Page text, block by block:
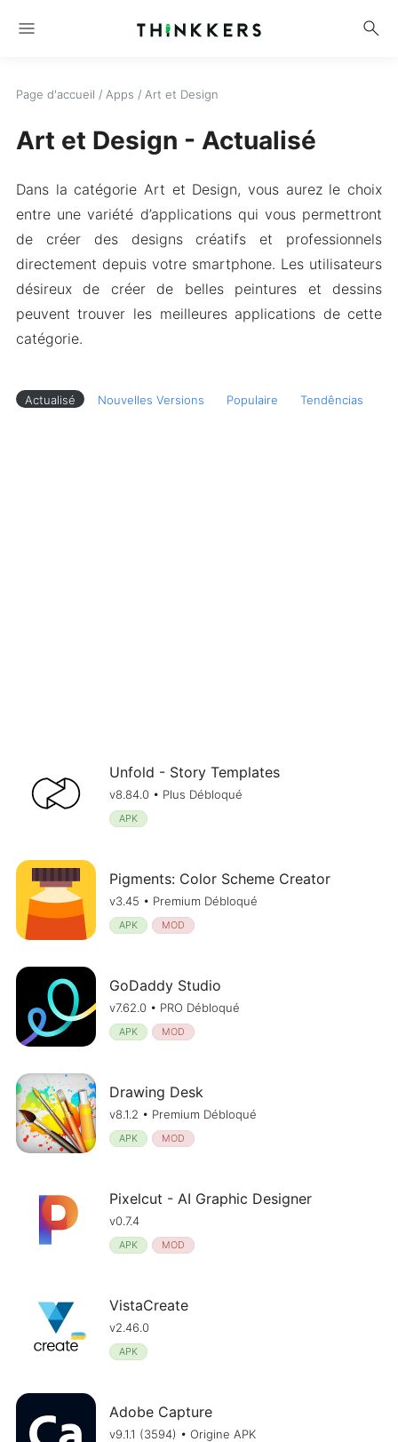
menu search
Page d'accueil / Apps / Art et Design
Art et Design - Actualisé
Dans la catégorie Art et Design, vous aurez le choix
entre une variété d’applications qui vous permettront
de créer des designs créatifs et professionnels
directement depuis votre smartphone. Les utilisateurs
désireux de créer de belles peintures et dessins
peuvent trouver les meilleures applications de cette
catégorie.
Actualisé Nouvelles Versions Populaire Tendências
Unfold - Story Templates
v8.84.0 • Plus Débloqué
APK
Pigments: Color Scheme Creator
v3.45 • Premium Débloqué
APK MOD
GoDaddy Studio
v7.62.0 • PRO Débloqué
APK MOD
Drawing Desk
v8.1.2 • Premium Débloqué
APK MOD
Pixelcut - AI Graphic Designer
v0.7.4
APK MOD
VistaCreate
v2.46.0
APK
Adobe Capture
v9.1.1 (3594) • Origine APK